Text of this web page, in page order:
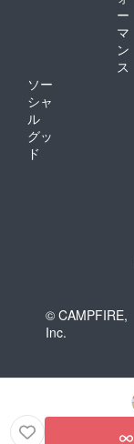
ー
マ
ン
ス
ソー
シャ
ル
グッ
ド
© CAMPFIRE,
Inc.